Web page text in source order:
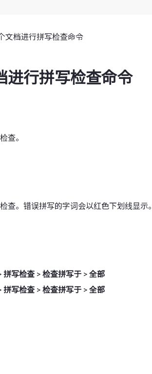
文档进行拼写检查命令
进行拼写检查命令
查。
查。错误拼写的字词会以红色下划线显示。
拼写检查 > 检查拼写于 > 全部
拼写检查 > 检查拼写于 > 全部